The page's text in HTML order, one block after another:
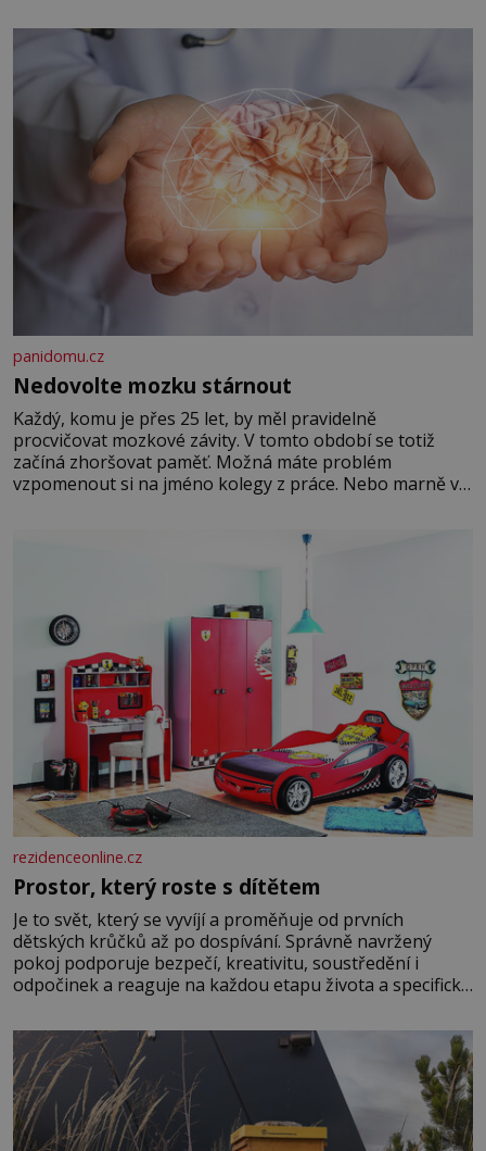
panidomu.cz
Nedovolte mozku stárnout
Každý, komu je přes 25 let, by měl pravidelně
procvičovat mozkové závity. V tomto období se totiž
začíná zhoršovat paměť. Možná máte problém
vzpomenout si na jméno kolegy z práce. Nebo marně v
rezidenceonline.cz
Prostor, který roste s dítětem
Je to svět, který se vyvíjí a proměňuje od prvních
dětských krůčků až po dospívání. Správně navržený
pokoj podporuje bezpečí, kreativitu, soustředění i
odpočinek a reaguje na každou etapu života a specifické
měkkost a bezpečí, proto by pokoj miminka měl působit
především klidně a útulně. Předškolní věk je